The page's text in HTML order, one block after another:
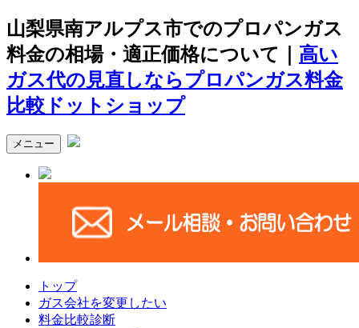
山梨県南アルプス市でのプロパンガス
料金の相場・適正価格について｜ 高い
ガス代の見直しならプロパンガス料金
比較ドットショップ
メニュー
トップ
ガス会社を変更したい
料金比較診断